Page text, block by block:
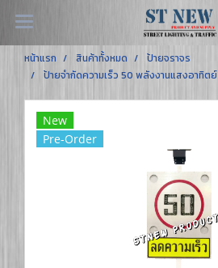
หน้าแรก สินค้าทั้งหมด
ป้ายจราจร
ป้ายจำกัดความเร็ว 50 พลังงานแสงอาทิตย์
New
Pre-Order